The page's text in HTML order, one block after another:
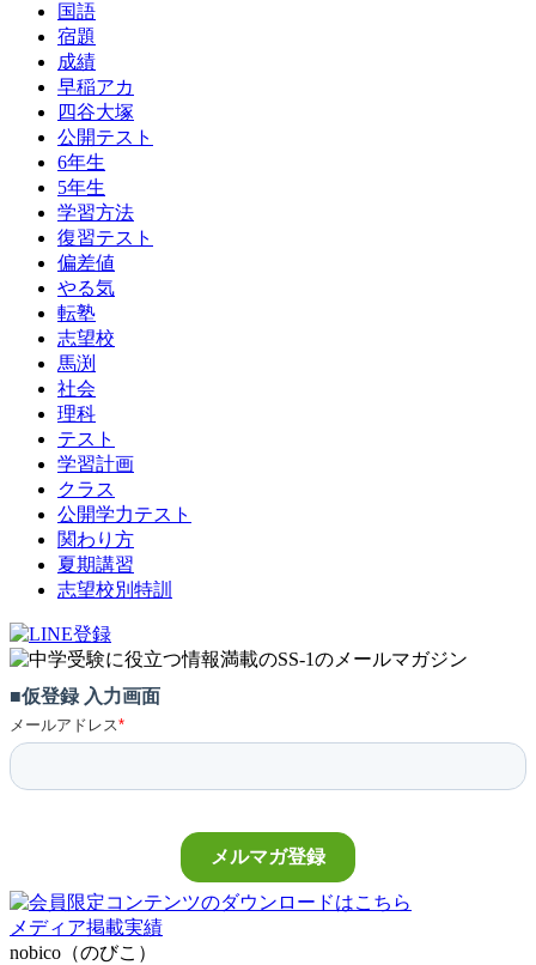
国語
宿題
成績
早稲アカ
四谷大塚
公開テスト
6年生
5年生
学習方法
復習テスト
偏差値
やる気
転塾
志望校
馬渕
社会
理科
テスト
学習計画
クラス
公開学力テスト
関わり方
夏期講習
志望校別特訓
メディア掲載実績
nobico（のびこ）